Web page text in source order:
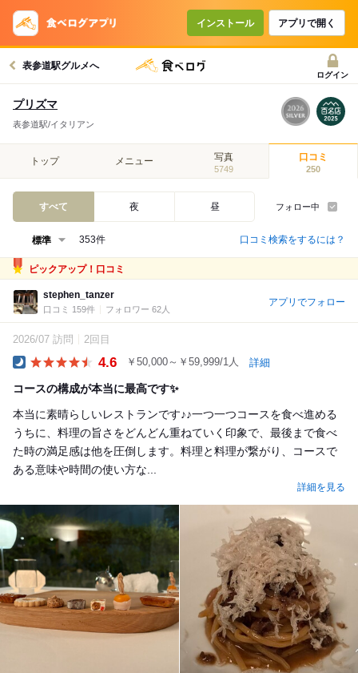
インストール アプリで開く
表参道駅グルメへ
ログイン
プリズマ
表参道駅/イタリアン
トップ メニュー 写真
5749
口コミ
250
すべて 夜 昼 フォロー中
353件 口コミ検索をするには？
ピックアップ！口コミ
stephen_tanzer
口コミ 159件 フォロワー 62人
アプリでフォロー
2026/07 訪問 2回目
4.6 ￥50,000～￥59,999/1人 詳細
コースの構成が本当に最高です✨
本当に素晴らしいレストランです♪♪一つ一つコースを食べ進める
うちに、料理の旨さをどんどん重ねていく印象で、最後まで食べ
た時の満足感は他を圧倒します。料理と料理が繋がり、コースで
ある意味や時間の使い方な...
詳細を見る